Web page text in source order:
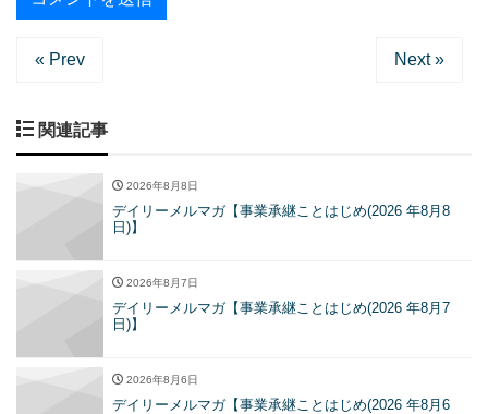
« Prev Next »
関連記事
2026年8月8日
デイリーメルマガ【事業承継ことはじめ(2026 年8月8
日)】
2026年8月7日
デイリーメルマガ【事業承継ことはじめ(2026 年8月7
日)】
2026年8月6日
デイリーメルマガ【事業承継ことはじめ(2026 年8月6